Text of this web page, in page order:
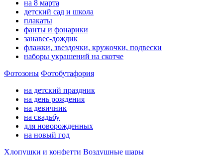
на 8 марта
детский сад и школа
плакаты
фанты и фонарики
занавес-дождик
флажки, звездочки, кружочки, подвески
наборы украшений на скотче
Фотозоны Фотобутафория
на детский праздник
на день рождения
на девичник
на свадьбу
для новорожденных
на новый год
Хлопушки и конфетти Воздушные шары